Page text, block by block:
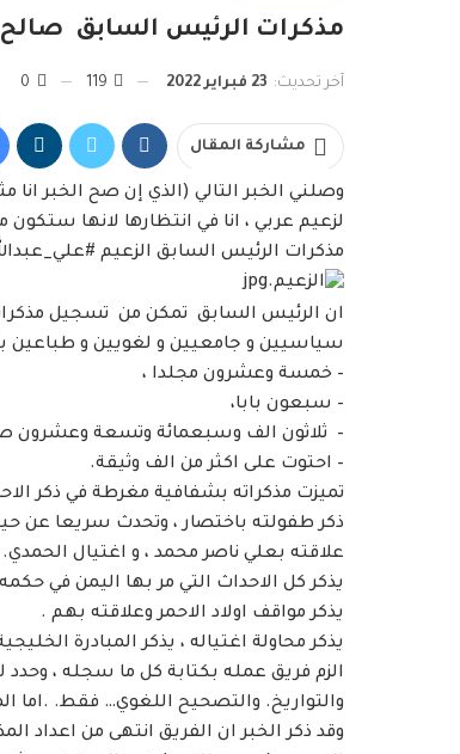
مذكرات الرئيس السابق صالح … 25 مجلدا في
آخر تحديث: 23 فبراير 2022
مشاركة المقال
وصلني الخبر التالي (الذي إن صح الخبر
لزعيم عربي ، انا في انتظارها لانها
مذكرات الرئيس السابق الزعيم
ان الرئيس السابق تمكن من تسجيل
سياسيين و جامعيين و لغويين و طباعين
– خمسة وعشرون مجلدا ،
– سبعون بابا،
– ثلاثون الف وسبعمائة وتسعة وعشرون
– احتوت على اكثر من الف وثيقة.
تميزت مذكراته بشفافية مغرطة في ذكر
ذكر طفولته باختصار ، وتحدث سريعا عن
علاقته بعلي ناصر محمد ، و اغتيال
يذكر كل الاحداث التي مر بها اليمن في
يذكر مواقف اولاد الاحمر وعلاقته بهم .
يذكر محاولة اغتياله ، يذكر المبادرة
الزم فريق عمله بكتابة كل ما سجله ،
والتواريخ. والتصحيح اللغوي… فقط. .اما
وقد ذكر الخبر ان الفريق انتهى من اعداد